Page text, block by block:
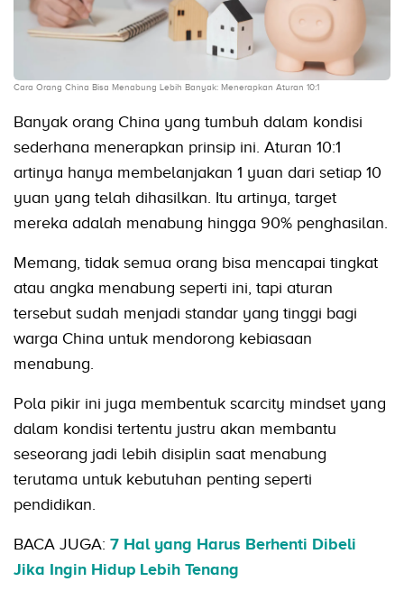
Cara Orang China Bisa Menabung Lebih Banyak: Menerapkan Aturan 10:1
Banyak orang China yang tumbuh dalam kondisi
sederhana menerapkan prinsip ini. Aturan 10:1
artinya hanya membelanjakan 1 yuan dari setiap 10
yuan yang telah dihasilkan. Itu artinya, target
mereka adalah menabung hingga 90% penghasilan.
Memang, tidak semua orang bisa mencapai tingkat
atau angka menabung seperti ini, tapi aturan
tersebut sudah menjadi standar yang tinggi bagi
warga China untuk mendorong kebiasaan
menabung.
Pola pikir ini juga membentuk scarcity mindset yang
dalam kondisi tertentu justru akan membantu
seseorang jadi lebih disiplin saat menabung
terutama untuk kebutuhan penting seperti
pendidikan.
BACA JUGA: 7 Hal yang Harus Berhenti Dibeli
Jika Ingin Hidup Lebih Tenang